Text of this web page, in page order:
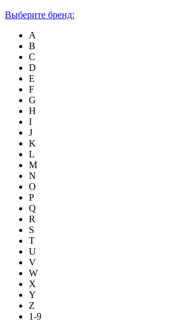
Выберите бренд:
A
B
C
D
E
F
G
H
I
J
K
L
M
N
O
P
Q
R
S
T
U
V
W
X
Y
Z
1-9